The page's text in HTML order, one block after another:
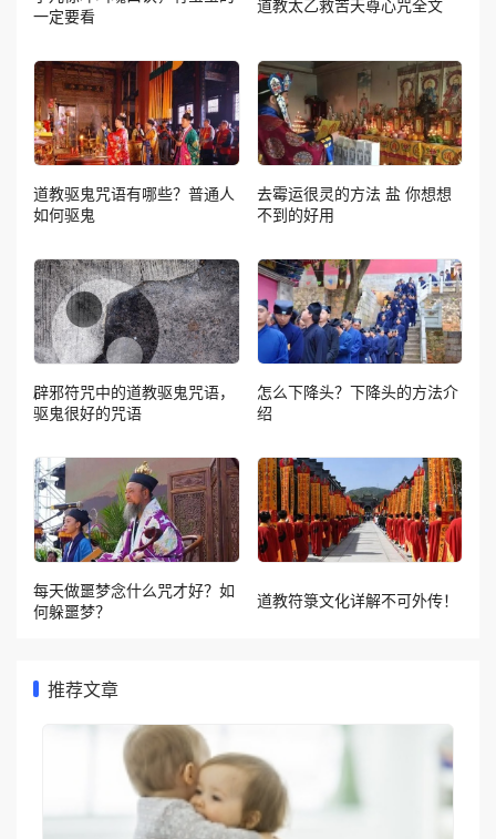
一定要看
道教太乙救苦天尊心咒全文
道教驱鬼咒语有哪些？普通人
如何驱鬼
去霉运很灵的方法 盐 你想想
不到的好用
辟邪符咒中的道教驱鬼咒语，
驱鬼很好的咒语
怎么下降头？下降头的方法介
绍
每天做噩梦念什么咒才好？如
何躲噩梦？
道教符箓文化详解不可外传！
推荐文章